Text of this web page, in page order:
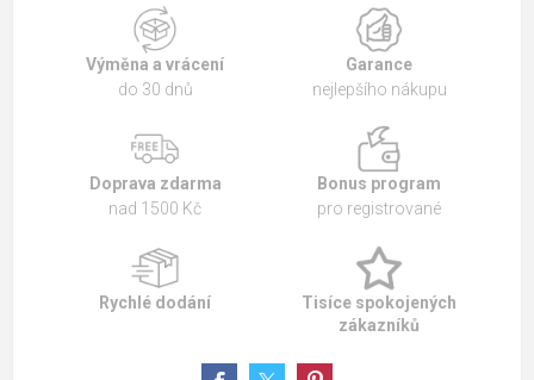
Výměna a vrácení
do 30 dnů
Garance
nejlepšího nákupu
Doprava zdarma
nad 1500 Kč
Bonus program
pro registrované
Rychlé dodání
Tisíce spokojených
zákazníků